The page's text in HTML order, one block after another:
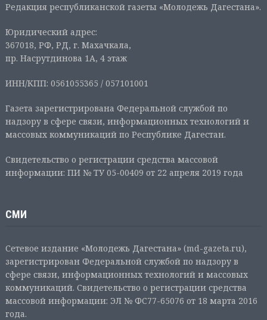
Редакция республиканской газеты «Молодежь Дагестана».
Юридический адрес:
367018, РФ, РД, г. Махачкала,
пр. Насрутдинова 1А, 4 этаж
ИНН/КПП: 0561055365 / 057101001
Газета зарегистрирована Федеральной службой по
надзору в сфере связи, информационных технологий и
массовых коммуникаций по Республике Дагестан.
Свидетельство о регистрации средства массовой
информации: ПИ № ТУ 05-00409 от 22 апреля 2019 года
СМИ
Сетевое издание «Молодежь Дагестана» (md-gazeta.ru),
зарегистрирован Федеральной службой по надзору в
сфере связи, информационных технологий и массовых
коммуникаций. Свидетельство о регистрации средства
массовой информации: ЭЛ № ФС77-65076 от 18 марта 2016
года.